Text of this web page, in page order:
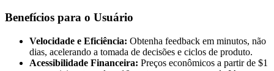
Benefícios para o Usuário
Velocidade e Eficiência: Obtenha feedback em minutos, não
dias, acelerando a tomada de decisões e ciclos de produto.
Acessibilidade Financeira: Preços econômicos a partir de $1